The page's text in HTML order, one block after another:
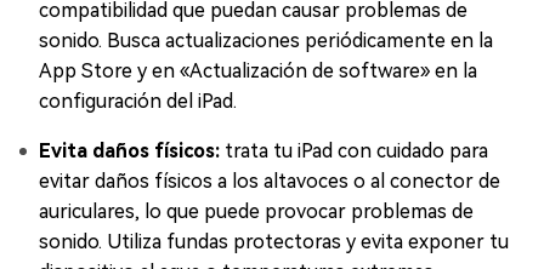
compatibilidad que puedan causar problemas de
sonido. Busca actualizaciones periódicamente en la
App Store y en «Actualización de software» en la
configuración del iPad.
Evita daños físicos: trata tu iPad con cuidado para
evitar daños físicos a los altavoces o al conector de
auriculares, lo que puede provocar problemas de
sonido. Utiliza fundas protectoras y evita exponer tu